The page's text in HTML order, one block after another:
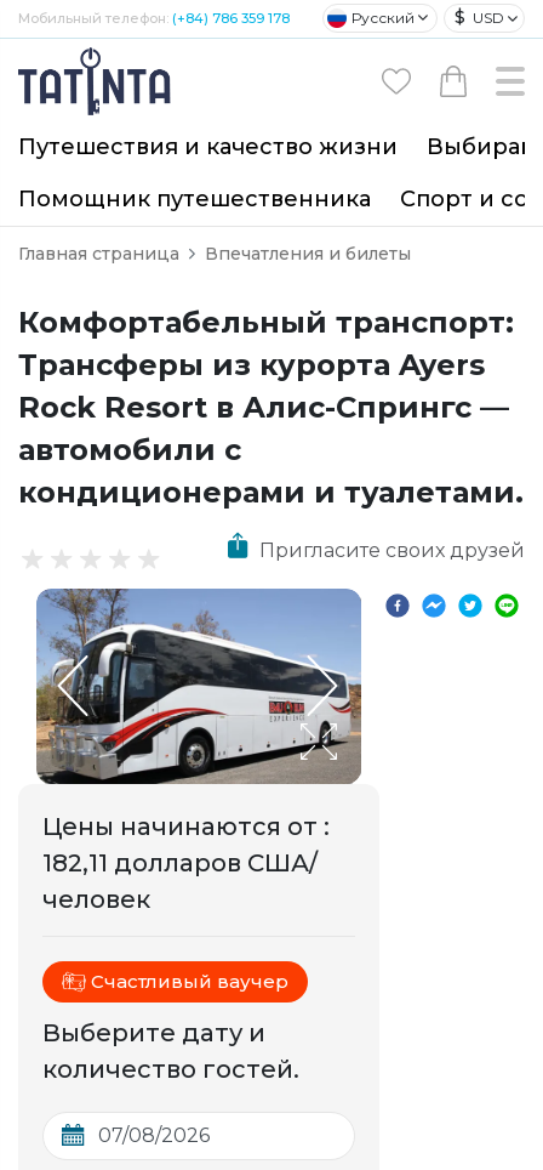
Мобильный телефон: (+84) 786 359 178 Русский $ USD
Путешествия и качество жизни
Помощник путешественника
Спорт и
Главная страница Впечатления и билеты
Комфортабельный транспорт:
Трансферы из курорта Ayers
Rock Resort в Алис-Спрингс —
автомобили с
кондиционерами и туалетами.
Пригласите своих друзей
Цены начинаются от :
182,11 долларов США/
человек
Счастливый ваучер
Выберите дату и
количество гостей.